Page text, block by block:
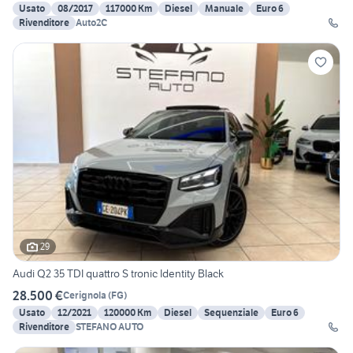
Usato
08/2017 117000 Km Diesel Manuale
Euro 6
Rivenditore Auto2C
29
Audi Q2 35 TDI quattro S tronic Identity Black
28.500 €Cerignola (FG)
Usato
12/2021 120000 Km Diesel Sequenziale
Euro 6
Rivenditore STEFANO AUTO